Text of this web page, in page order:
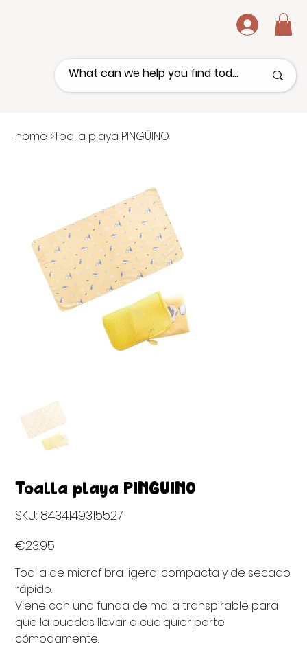
.
home >Toalla playa PINGÜINO
Toalla playa PINGÜINO
SKU: 8434149315527
8434149315527
€23.95
Toalla de microfibra ligera, compacta y de secado
rápido.
Viene con una funda de malla transpirable para
que la puedas llevar a cualquier parte
cómodamente.